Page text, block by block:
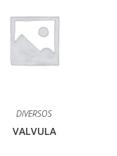
DIVERSOS
VALVULA